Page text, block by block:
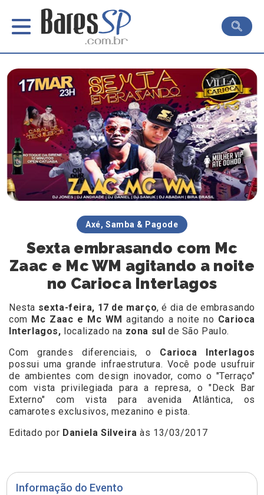
Informação do Evento
Axé, Samba & Pagode
Sexta embrasando com Mc
Zaac e Mc WM agitando a noite
no Carioca Interlagos
Nesta sexta-feira, 17 de março, é dia de embrasando
com Mc Zaac e Mc WM agitando a noite no Carioca
Interlagos, localizado na zona sulde São Paulo.
Com grandes diferenciais, o Carioca Interlagos
possui uma grande infraestrutura. Você pode usufruir
de ambientes com design inovador, como o "Terraço"
com vista privilegiada para a represa, o "Deck Bar
Externo" com vista para avenida Atlântica, os
camarotes exclusivos, mezanino e pista.
Editado por Daniela Silveira às 13/03/2017